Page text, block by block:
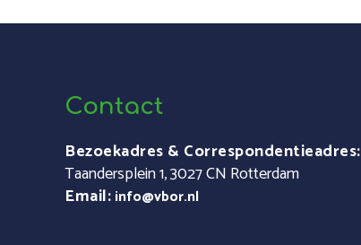
Contact
Bezoekadres & Correspondentieadres:
Taandersplein 1, 3027 CN Rotterdam
Email:info@vbor.nl